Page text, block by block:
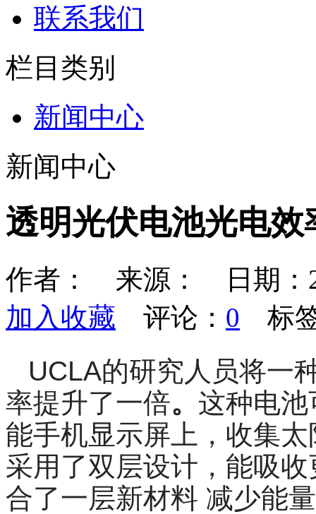
联系我们
栏目类别
新闻中心
新闻中心
透明光伏电池光电效
作者： 来源： 日期：
加入收藏 评论： 0 标
UCLA的研究人员将一
率提升了一倍。 这种电
能手机显示屏上，收集
采用了双层设计，能吸
合了一层新材料 减少能